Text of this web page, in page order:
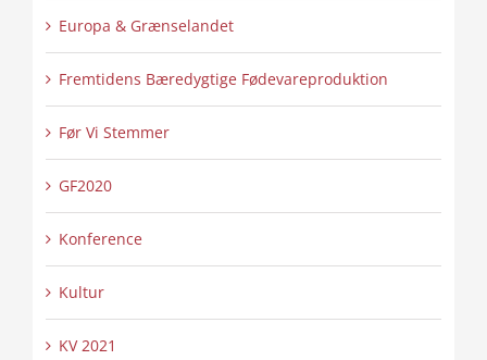
Europa & Grænselandet
Fremtidens Bæredygtige Fødevareproduktion
Før Vi Stemmer
GF2020
Konference
Kultur
KV 2021